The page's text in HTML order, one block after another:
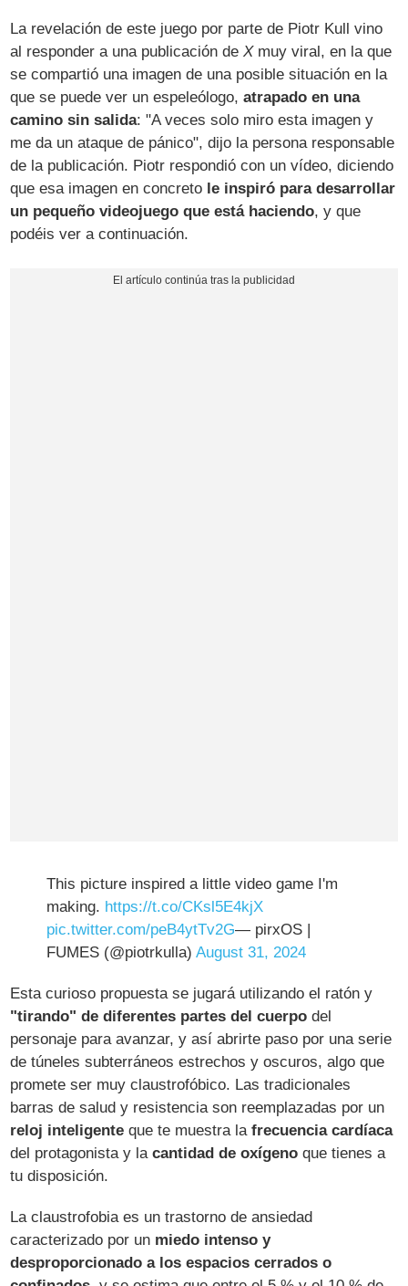
La revelación de este juego por parte de Piotr Kull vino
al responder a una publicación deXmuy viral, en la que
se compartió una imagen de una posible situación en la
que se puede ver un espeleólogo,atrapado en una
camino sin salida: "A veces solo miro esta imagen y
me da un ataque de pánico", dijo la persona responsable
de la publicación. Piotr respondió con un vídeo, diciendo
que esa imagen en concreto le inspiró para desarrollar
un pequeño videojuego que está haciendo, y que
podéis ver a continuación.
This picture inspired a little video game I'm
making. https://t.co/CKsl5E4kjX
pic.twitter.com/peB4ytTv2G— pirxOS |
FUMES (@piotrkulla)August 31, 2024
Esta curioso propuesta se jugará utilizando el ratón y
"tirando" de diferentes partes del cuerpo del
personaje para avanzar, y así abrirte paso por una serie
de túneles subterráneos estrechos y oscuros, algo que
promete ser muy claustrofóbico. Las tradicionales
barras de salud y resistencia son reemplazadas por un
reloj inteligente que te muestra lafrecuencia cardíaca
del protagonista y lacantidad de oxígeno que tienes a
tu disposición.
La claustrofobia es un trastorno de ansiedad
caracterizado por un miedo intenso y
desproporcionado a los espacios cerrados o